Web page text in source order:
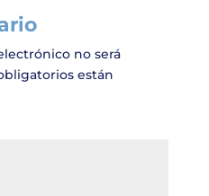
no será
están